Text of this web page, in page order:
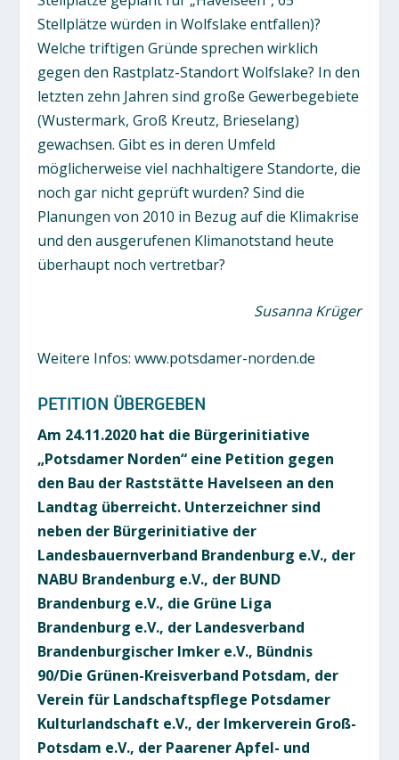
Stellplätze würden in Wolfslake entfallen)?
Welche triftigen Gründe sprechen wirklich
gegen den Rastplatz-Standort Wolfslake? In den
letzten zehn Jahren sind große Gewerbegebiete
(Wustermark, Groß Kreutz, Brieselang)
gewachsen. Gibt es in deren Umfeld
möglicherweise viel nachhaltigere Standorte, die
noch gar nicht geprüft wurden? Sind die
Planungen von 2010 in Bezug auf die Klimakrise
und den ausgerufenen Klimanotstand heute
überhaupt noch vertretbar?
Susanna Krüger
Weitere Infos: www.potsdamer-norden.de
PETITION ÜBERGEBEN
Am 24.11.2020 hat die Bürgerinitiative
„Potsdamer Norden“ eine Petition gegen
den Bau der Raststätte Havelseen an den
Landtag überreicht. Unterzeichner sind
neben der Bürgerinitiative der
Landesbauernverband Brandenburg e.V., der
NABU Brandenburg e.V., der BUND
Brandenburg e.V., die Grüne Liga
Brandenburg e.V., der Landesverband
Brandenburgischer Imker e.V., Bündnis
90/Die Grünen-Kreisverband Potsdam, der
Verein für Landschaftspflege Potsdamer
Kulturlandschaft e.V., der Imkerverein Groß-
Potsdam e.V., der Paarener Apfel- und